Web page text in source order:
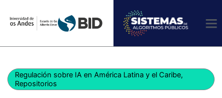
Regulación sobre IA en América Latina y el Caribe,
Repositorios